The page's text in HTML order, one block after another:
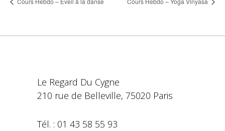
Le Regard Du Cygne
210 rue de Belleville, 75020 Paris
Tél. : 01 43 58 55 93